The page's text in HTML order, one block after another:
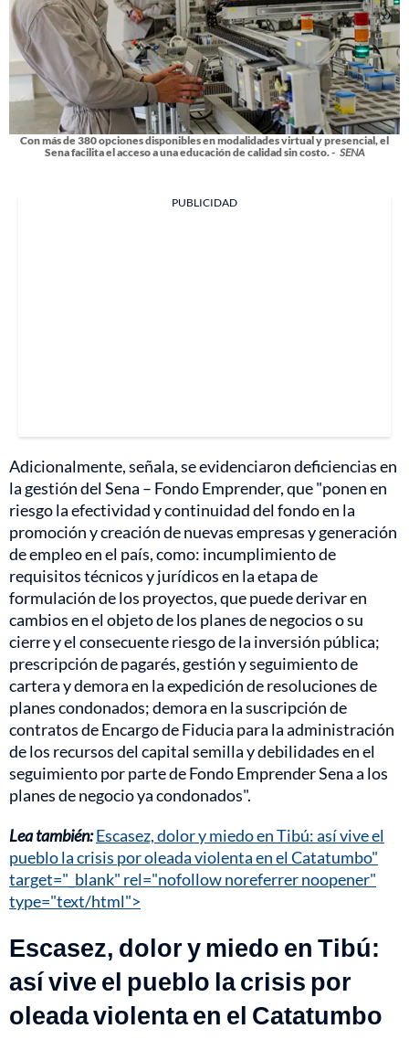
Con más de 380 opciones disponibles en modalidades virtual y presencial, el
Sena facilita el acceso a una educación de calidad sin costo. - SENA
PUBLICIDAD
Adicionalmente, señala, se evidenciaron deficiencias en
la gestión del Sena – Fondo Emprender, que "ponen en
riesgo la efectividad y continuidad del fondo en la
promoción y creación de nuevas empresas y generación
de empleo en el país, como: incumplimiento de
requisitos técnicos y jurídicos en la etapa de
formulación de los proyectos, que puede derivar en
cambios en el objeto de los planes de negocios o su
cierre y el consecuente riesgo de la inversión pública;
prescripción de pagarés, gestión y seguimiento de
cartera y demora en la expedición de resoluciones de
planes condonados; demora en la suscripción de
contratos de Encargo de Fiducia para la administración
de los recursos del capital semilla y debilidades en el
seguimiento por parte de Fondo Emprender Sena a los
planes de negocio ya condonados".
Lea también:Escasez, dolor y miedo en Tibú: así vive el
pueblo la crisis por oleada violenta en el Catatumbo"
target="_blank" rel="nofollow noreferrer noopener"
type="text/html">
Escasez, dolor y miedo en Tibú:
así vive el pueblo la crisis por
oleada violenta en el Catatumbo